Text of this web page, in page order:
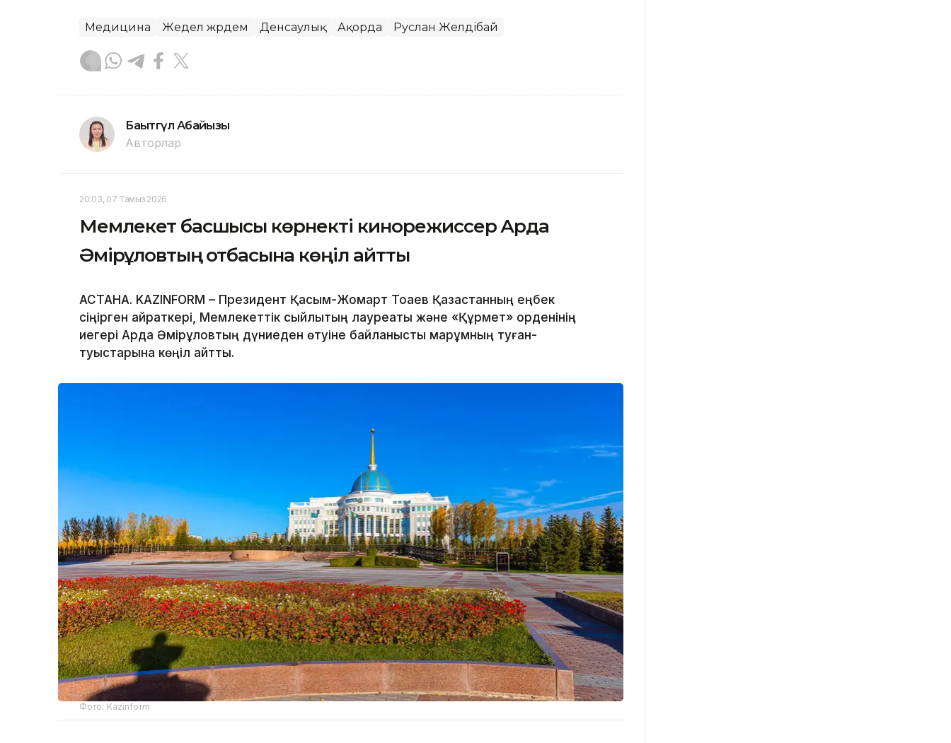
Медицина Жедел жәрдем Денсаулық Ақорда Руслан Желдібай
Бақытгүл Абайқызы
Авторлар
20:03, 07 Тамыз 2026
Мемлекет басшысы көрнекті кинорежиссер Ардақ
Әмірқұловтың отбасына көңіл айтты
АСТАНА. KAZINFORM – Президент Қасым-Жомарт Тоқаев Қазақстанның еңбек
сіңірген қайраткері, Мемлекеттік сыйлықтың лауреаты және «Құрмет» орденінің
иегері Ардақ Әмірқұловтың дүниеден өтуіне байланысты марқұмның туған-
туыстарына көңіл айтты.
Фото: Kazinform